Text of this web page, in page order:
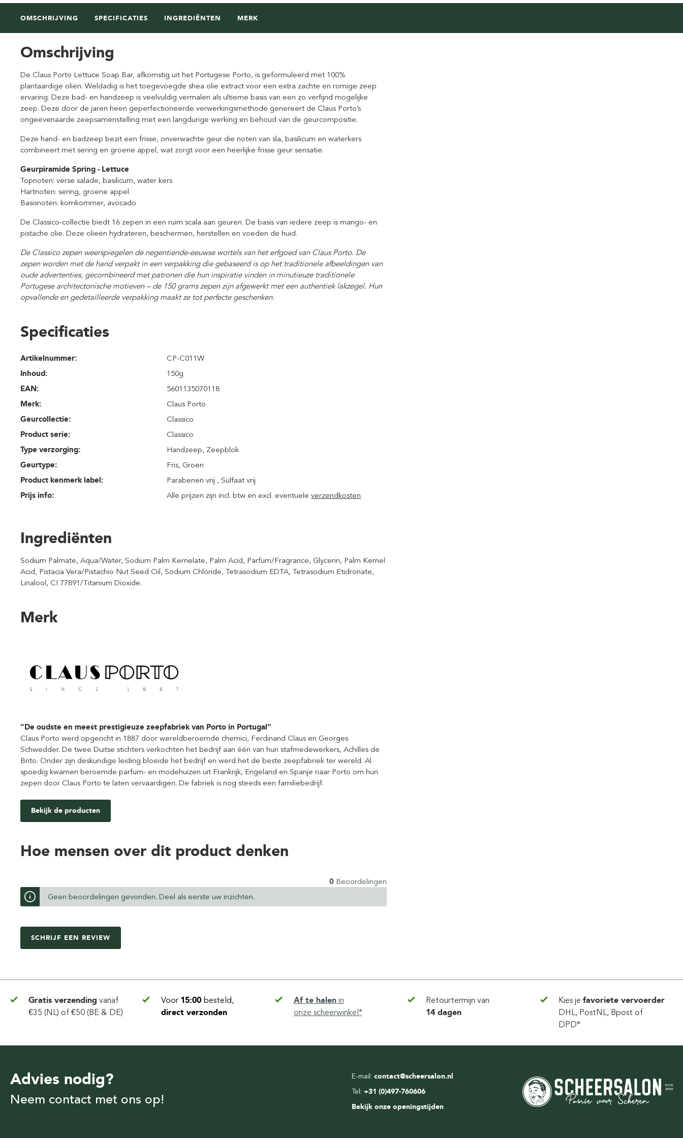
OMSCHRIJVING SPECIFICATIES INGREDIËNTEN MERK
Omschrijving
De Claus Porto Lettuce Soap Bar, afkomstig uit het Portugese Porto, is geformuleerd met 100%
plantaardige oliën. Weldadig is het toegevoegde shea olie extract voor een extra zachte en romige zeep
ervaring. Deze bad- en handzeep is veelvuldig vermalen als ultieme basis van een zo verfijnd mogelijke
zeep. Deze door de jaren heen geperfectioneerde verwerkingsmethode genereert de Claus Porto’s
ongeëvenaarde zeepsamenstelling met een langdurige werking en behoud van de geurcompositie.
Deze hand- en badzeep bezit een frisse, onverwachte geur die noten van sla, basilicum en waterkers
combineert met sering en groene appel, wat zorgt voor een heerlijke frisse geur sensatie.
Geurpiramide Spring - Lettuce
Topnoten: verse salade, basilicum, water kers
Hartnoten: sering, groene appel
Basisnoten: komkommer, avocado
De Classico-collectie biedt 16 zepen in een ruim scala aan geuren. De basis van iedere zeep is mango- en
pistache olie. Deze olieën hydrateren, beschermen, herstellen en voeden de huid.
De Classico zepen weerspiegelen de negentiende-eeuwse wortels van het erfgoed van Claus Porto. De
zepen worden met de hand verpakt in een verpakking die gebaseerd is op het traditionele afbeeldingen van
oude advertenties, gecombineerd met patronen die hun inspiratie vinden in minutieuze traditionele
Portugese architectonische motieven – de 150 grams zepen zijn afgewerkt met een authentiek lakzegel. Hun
opvallende en gedetailleerde verpakking maakt ze tot perfecte geschenken.
Specificaties
Artikelnummer:
CP-C011W
Inhoud:
150g
EAN:
5601135070118
Merk:
Claus Porto
Geurcollectie:
Classico
Product serie:
Classico
Type verzorging:
Handzeep, Zeepblok
Geurtype:
Fris, Groen
Product kenmerk label:
Parabenen vrij , Sulfaat vrij
Prijs info:
Alle prijzen zijn incl. btw en excl. eventueleverzendkosten
Ingrediënten
Sodium Palmate, Aqua/Water, Sodium Palm Kernelate, Palm Acid, Parfum/Fragrance, Glycerin, Palm Kernel
Acid, Pistacia Vera/Pistachio Nut Seed Oil, Sodium Chloride, Tetrasodium EDTA, Tetrasodium Etidronate,
Linalool, CI 77891/Titanium Dioxide.
Merk
"De oudste en meest prestigieuze zeepfabriek van Porto in Portugal"
Claus Porto werd opgericht in 1887 door wereldberoemde chemici, Ferdinand Claus en Georges
Schwedder. De twee Duitse stichters verkochten het bedrijf aan één van hun stafmedewerkers, Achilles de
Brito. Onder zijn deskundige leiding bloeide het bedrijf en werd het de beste zeepfabriek ter wereld. Al
spoedig kwamen beroemde parfum- en modehuizen uit Frankrijk, Engeland en Spanje naar Porto om hun
zepen door Claus Porto te laten vervaardigen. De fabriek is nog steeds een familiebedrijf.
Bekijk de producten
Hoe mensen over dit product denken
0Beoordelingen
Geen beoordelingen gevonden. Deel als eerste uw inzichten.
SCHRIJF EEN REVIEW
Gratis verzending vanaf
€35 (NL) of €50 (BE & DE)
Voor 15:00 besteld,
direct verzonden
Af te halenin
onze scheerwinkel*
Retourtermijn van
14 dagen
Kies je favoriete vervoerder
DHL, PostNL, Bpost of
DPD*
E-mail: contact@scheersalon.nl
Tel: +31 (0)497-760606
Bekijk onze openingstijden
Advies nodig?
Neem contact met ons op!